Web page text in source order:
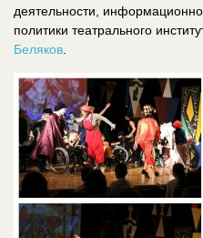
деятельности,
политики театрального
Беляков